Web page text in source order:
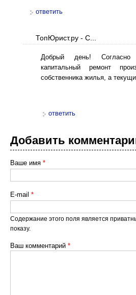
ответить
ТопЮрист.ру - С...
Добрый день!
капитальный ремонт
собственника жилья, а
ответить
Добавить
Ваше имя *
E-mail *
Содержание этого поля является
показу.
Ваш комментарий *